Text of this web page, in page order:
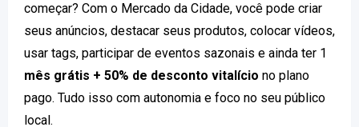
começar? Com o Mercado da Cidade, você pode criar
seus anúncios, destacar seus produtos, colocar vídeos,
usar tags, participar de eventos sazonais e ainda ter 1
mês grátis + 50% de desconto vitalício no plano
pago. Tudo isso com autonomia e foco no seu público
local.